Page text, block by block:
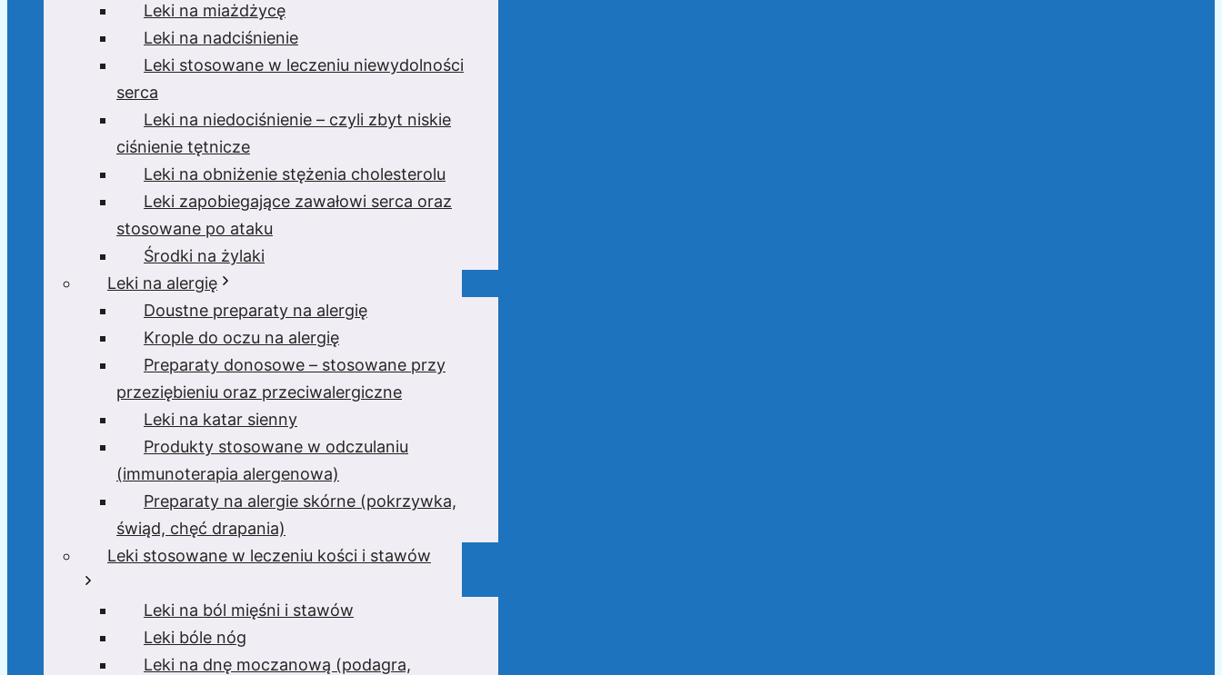
Leki na miażdżycę
Leki na nadciśnienie
Leki stosowane w leczeniu niewydolności
serca
Leki na niedociśnienie – czyli zbyt niskie
ciśnienie tętnicze
Leki na obniżenie stężenia cholesterolu
Leki zapobiegające zawałowi serca oraz
stosowane po ataku
Środki na żylaki
Leki na alergię
Doustne preparaty na alergię
Krople do oczu na alergię
Preparaty donosowe – stosowane przy
przeziębieniu oraz przeciwalergiczne
Leki na katar sienny
Produkty stosowane w odczulaniu
(immunoterapia alergenowa)
Preparaty na alergie skórne (pokrzywka,
świąd, chęć drapania)
Leki stosowane w leczeniu kości i stawów
Leki na ból mięśni i stawów
Leki bóle nóg
Leki na dnę moczanową (podagra,